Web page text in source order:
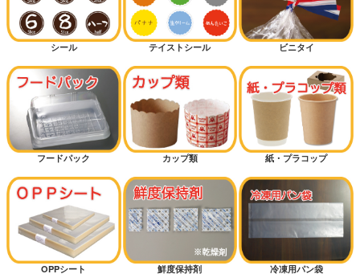
シール テイストシール ビニタイ
フードパック カップ類 紙・プラコップ
OPPシート 鮮度保持剤 冷凍用パン袋